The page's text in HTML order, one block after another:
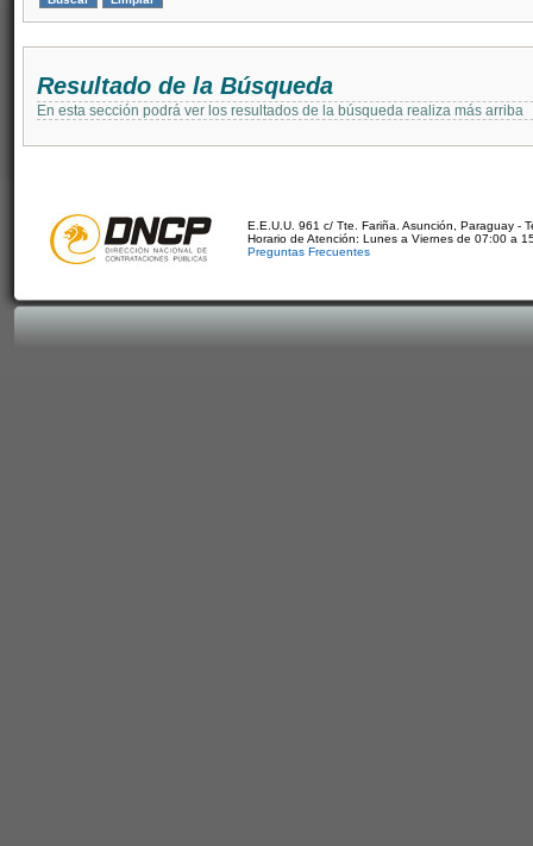
Resultado de la Búsqueda
En esta sección podrá ver los resultados de la búsqueda realiza más arriba
E.E.U.U. 961 c/ Tte. Fariña. Asunción, Paraguay -
Horario de Atención: Lunes a Viernes de 07:00 a
Preguntas Frecuentes